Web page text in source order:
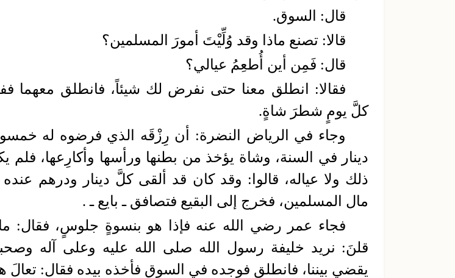
قال: السوق.
قالا: تصنع ماذا وقد وُلِّيْتَ أمورَ المسلمين؟
قال: فَمِن أين أُطعِمُ عيالي؟
فقالا: انطلق معنا حتى نفرض لك شيئاً، فانطلق معهما
كلَّ يومٍ شطرَ شاةٍ.
وجاء في الرياض النضرة: أن رِزْقَه الذي فرضوه له
دينار في السنة، وشاة يؤخذ من بطنها ورأسها وأكارِعها، فلم
ذلك ولا عياله، قالوا: وقد كان قد ألقى كلَّ دينار ودرهم
مال المسلمين، فخرج إلى البقيع فتصافق ـ بايع ـ .
فجاء عمر رضي الله عنه فإذا هو بنسوةٍ جلوسٍ، فقال:
قلنَ: نريد خليفة رسول الله صلى الله عليه وعلى آله
يقضي بيننا، فانطلق فوجده في السوق فأخذه بيده فقال: تعالَ